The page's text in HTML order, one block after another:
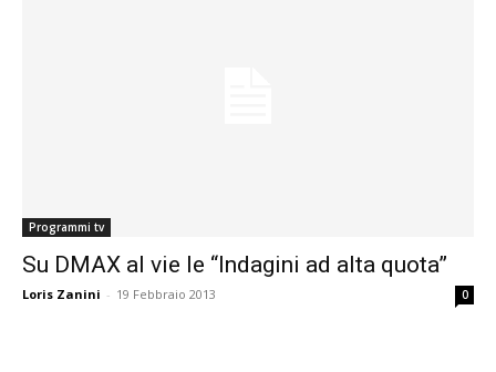
Programmi tv
Su DMAX al vie le “Indagini ad alta quota”
Loris Zanini - 19 Febbraio 2013 0